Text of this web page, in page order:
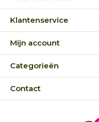
Klantenservice
Mijn account
Categorieën
Contact